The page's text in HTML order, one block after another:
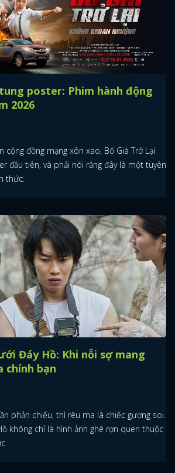
poster: Phim hành động
2026
cộng đồng mạng xôn xao, Bố Già Trở Lại
đầu tiên, và phải nói rằng đây là một tuyên
thức.
Đáy Hồ: Khi nỗi sợ mang
chính bạn
phản chiếu, thì rêu ma là chiếc gương soi.
không chỉ là hình ảnh ghê rợn quen thuộc